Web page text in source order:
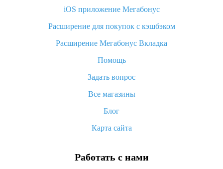
Что такое баллы на Алиэкспресс, как их получить и
«AliExpress Standard Shipping»: что это за метод доставки и
как его отслеживать
Как покупать оптом на Алиэкспресс
Что делать, если не пришел товар с Алиэкспресс
возврата денег
iOS приложение Мегабонус
Расширение для покупок с кэшбэком
Расширение Мегабонус Вкладка
Помощь
Задать вопрос
Все магазины
Блог
Карта сайта
Работать с нами